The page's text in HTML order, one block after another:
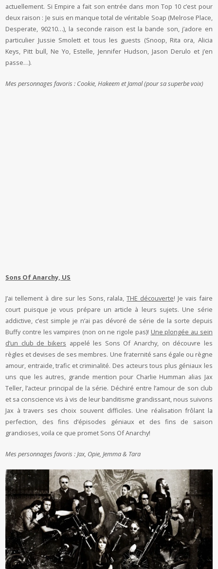
actuellement. Si Empire a fait son entrée dans mon Top 10 c’est pour
deux raison : Je suis en manque total de véritable Soap (Melrose Place,
Desperate, 90210…), la seconde raison est la bande son, j’adore en
particulier Jussie Smolett et tous les guests (Snoop, Rita ora, Alicia
Keys, Pitt bull, Ne Yo, Estelle, Jennifer Hudson, Jason Derulo et j’en
passe…).
Mes personnages favoris : Cookie, Hakeem et Jamal (pour sa superbe voix)
Sons Of Anarchy, US
J’ai tellement à dire sur les Sons, ralala,THE découverte! Je vais faire
court puisque je vous prépare un article à leurs sujets. Une série
addictive, c’est simple je n’ai pas dévoré de série de la sorte depuis
Buffy contre les vampires (non on ne rigole pas)! Une plongée au sein
d’un club de bikers appelé les Sons Of Anarchy, on découvre les
règles et devises de ses membres. Une fraternité sans égale ou règne
amour, entraide, trafic et criminalité. Des acteurs tous plus géniaux les
uns que les autres, grande mention pour Charlie Humman alias Jax
Teller, l’acteur principal de la série. Déchiré entre l’amour de son club
et sa conscience vis à vis de leur banditisme grandissant, nous suivons
Jax à travers ses choix souvent difficiles. Une réalisation frôlant la
perfection, des fins d’épisodes géniaux et des fins de saison
grandioses, voila ce que promet Sons Of Anarchy!
Mes personnages favoris : Jax, Opie, Jemma & Tara